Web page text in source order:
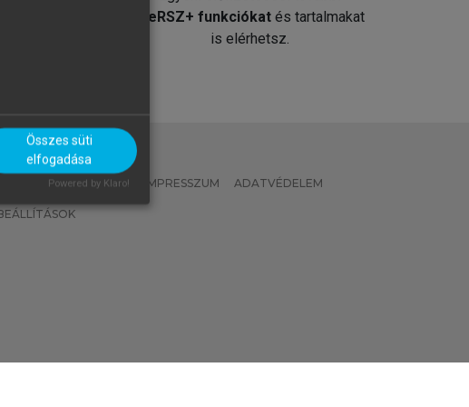
MeRSZ+ funkciókat és tartalmakat
is elérhetsz.
IRÁNYELVEK IMPRESSZUM ADATVÉDELEM
Összes süti
elfogadása
Powered by Klaro!